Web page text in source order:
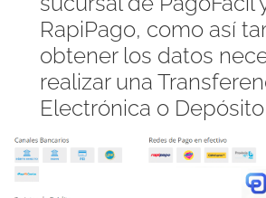
RapiPago, como así
obtener los datos
realizar una
Electrónica o